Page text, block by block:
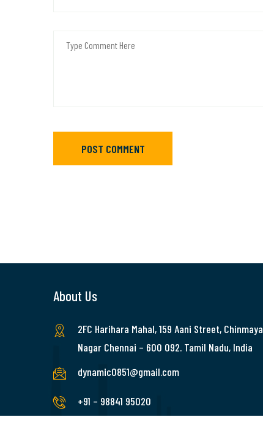
POST COMMENT
About Us
2FC Harihara Mahal, 159 Aani Street, Chinmaya
Nagar Chennai – 600 092. Tamil Nadu, India
dynamic0851@gmail.com
+91 – 98841 95020